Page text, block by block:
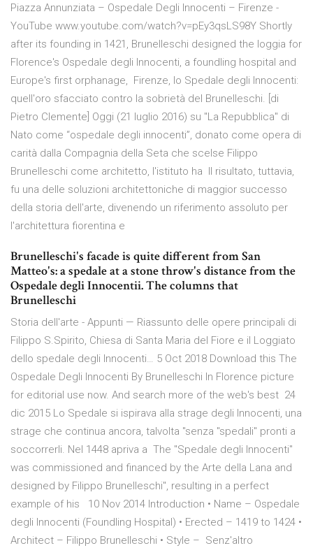
Piazza Annunziata – Ospedale Degli Innocenti – Firenze -
YouTube www.youtube.com/watch?v=pEy3qsLS98Y Shortly
after its founding in 1421, Brunelleschi designed the loggia for
Florence's Ospedale degli Innocenti, a foundling hospital and
Europe's first orphanage, Firenze, lo Spedale degli Innocenti:
quell'oro sfacciato contro la sobrietà del Brunelleschi. [di
Pietro Clemente] Oggi (21 luglio 2016) su "La Repubblica" di
Nato come “ospedale degli innocenti”, donato come opera di
carità dalla Compagnia della Seta che scelse Filippo
Brunelleschi come architetto, l'istituto ha Il risultato, tuttavia,
fu una delle soluzioni architettoniche di maggior successo
della storia dell'arte, divenendo un riferimento assoluto per
l'architettura fiorentina e
Brunelleschi's facade is quite different from San
Matteo's: a spedale at a stone throw's distance from the
Ospedale degli Innocentii. The columns that
Brunelleschi
Storia dell'arte - Appunti — Riassunto delle opere principali di
Filippo S.Spirito, Chiesa di Santa Maria del Fiore e il Loggiato
dello spedale degli Innocenti… 5 Oct 2018 Download this The
Ospedale Degli Innocenti By Brunelleschi In Florence picture
for editorial use now. And search more of the web's best 24
dic 2015 Lo Spedale si ispirava alla strage degli Innocenti, una
strage che continua ancora, talvolta "senza "spedali" pronti a
soccorrerli. Nel 1448 apriva a The "Spedale degli Innocenti"
was commissioned and financed by the Arte della Lana and
designed by Filippo Brunelleschi'', resulting in a perfect
example of his 10 Nov 2014 Introduction • Name – Ospedale
degli Innocenti (Foundling Hospital) • Erected – 1419 to 1424 •
Architect – Filippo Brunelleschi • Style – Senz'altro